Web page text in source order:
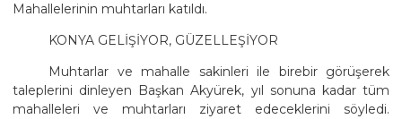
Mahallelerinin muhtarları katıldı.
KONYA GELİŞİYOR, GÜZELLEŞİYOR
Muhtarlar ve mahalle sakinleri ile birebir görüşerek
taleplerini dinleyen Başkan Akyürek, yıl sonuna kadar tüm
mahalleleri ve muhtarları ziyaret edeceklerini söyledi.